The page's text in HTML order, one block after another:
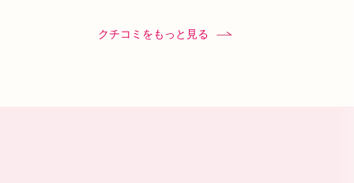
クチコミをもっと見る